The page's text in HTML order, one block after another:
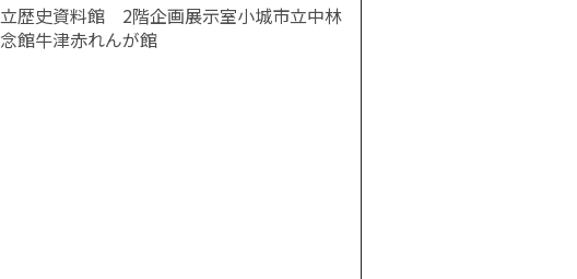
歴史資料館 2階企画展示室小城市立中林
館牛津赤れんが館